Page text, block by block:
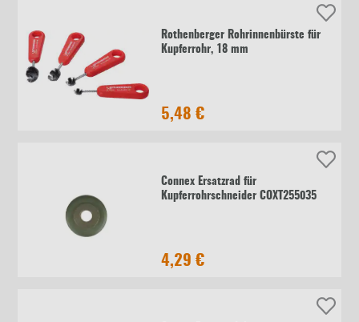
Rothenberger Rohrinnenbürste für
Kupferrohr, 18 mm
5,48 €
Connex Ersatzrad für
Kupferrohrschneider COXT255035
4,29 €